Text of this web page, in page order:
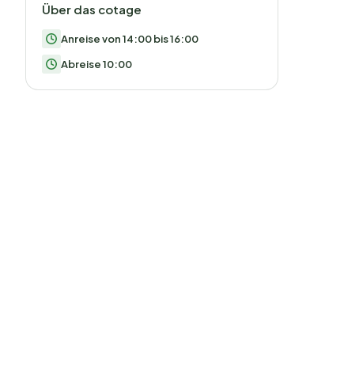
Über das cotage
Anreise von 14:00 bis 16:00
Abreise 10:00